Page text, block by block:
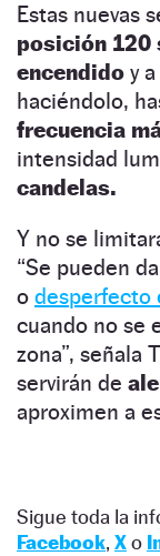
Estas nuevas
posición 120
encendido y
haciéndolo,
frecuencia
intensidad
candelas.
Y no se
“Se pueden
o desperfecto
cuando no se
zona”, señala
servirán de
aproximen a
Sigue toda la
Facebook, Xo